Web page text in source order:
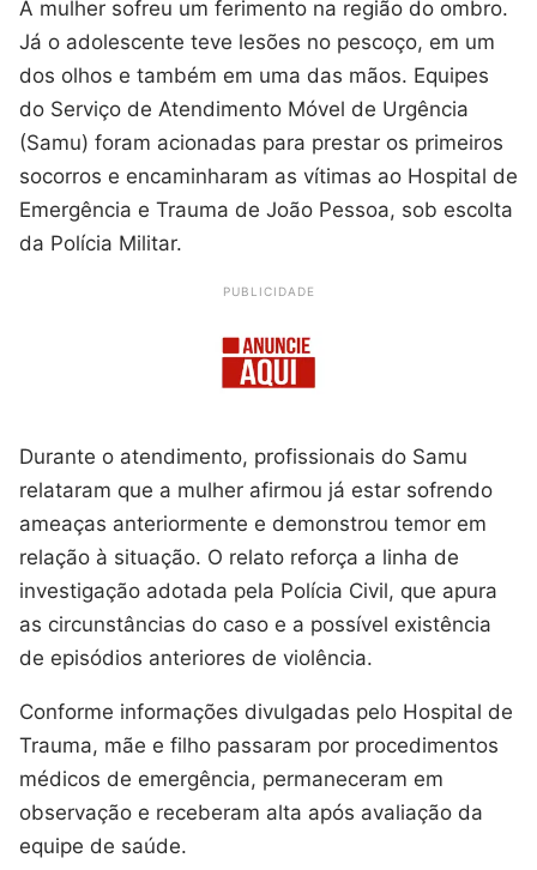
A mulher sofreu um ferimento na região do ombro.
Já o adolescente teve lesões no pescoço, em um
dos olhos e também em uma das mãos. Equipes
do Serviço de Atendimento Móvel de Urgência
(Samu) foram acionadas para prestar os primeiros
socorros e encaminharam as vítimas ao Hospital de
Emergência e Trauma de João Pessoa, sob escolta
da Polícia Militar.
PUBLICIDADE
Durante o atendimento, profissionais do Samu
relataram que a mulher afirmou já estar sofrendo
ameaças anteriormente e demonstrou temor em
relação à situação. O relato reforça a linha de
investigação adotada pela Polícia Civil, que apura
as circunstâncias do caso e a possível existência
de episódios anteriores de violência.
Conforme informações divulgadas pelo Hospital de
Trauma, mãe e filho passaram por procedimentos
médicos de emergência, permaneceram em
observação e receberam alta após avaliação da
equipe de saúde.